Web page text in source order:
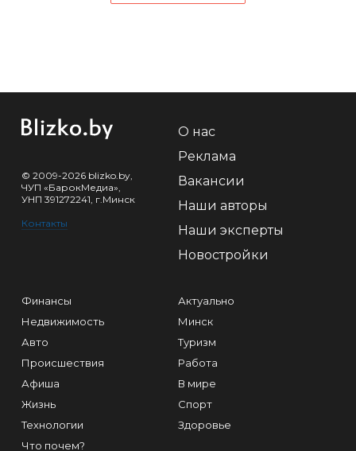
© 2009-2026 blizko.by,
ЧУП «БарокМедиа»,
УНП 391272241, г.Минск
Контакты
О нас
Реклама
Вакансии
Наши авторы
Наши эксперты
Новостройки
Финансы
Недвижимость
Авто
Происшествия
Афиша
Жизнь
Технологии
Что почем?
Актуально
Минск
Туризм
Работа
В мире
Спорт
Здоровье